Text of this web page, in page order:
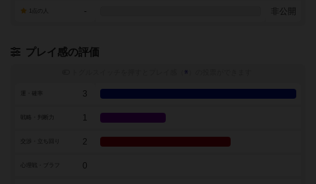
- 非公開
プレイ感の評価
※
3
戦略・判断力 1
2
0